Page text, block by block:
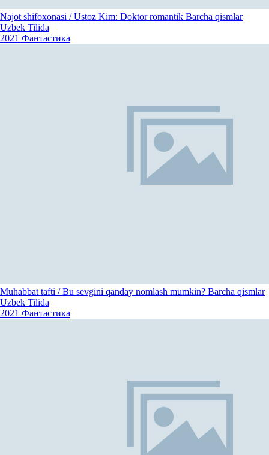
Najot shifoxonasi / Ustoz Kim: Doktor romantik Barcha qismlar
Uzbek Tilida
2021 Фантастика
Muhabbat tafti / Bu sevgini qanday nomlash mumkin? Barcha qismlar
Uzbek Tilida
2021 Фантастика